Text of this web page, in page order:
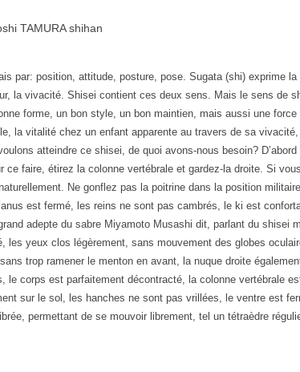
TAMURA shihan
par: position, attitude, posture, pose. Sugata (shi) exprime
la vivacité. Shisei contient ces deux sens. Mais le sens de
forme, un bon style, un bon maintien, mais aussi une
la vitalité chez un enfant apparente au travers de sa
atteindre ce shisei, de quoi avons-nous besoin?
ce faire, étirez la colonne vertébrale et gardez-la droite. Si
Ne gonflez pas la poitrine dans la position
est fermé, les reins ne sont pas cambrés, le ki est
adepte du sabre Miyamoto Musashi dit, parlant du shisei
les yeux clos légèrement, sans mouvement des globes
trop ramener le menton en avant, la nuque droite
le corps est parfaitement décontracté, la colonne vertébrale
sur le sol, les hanches ne sont pas vrillées, le ventre est
permettant de se mouvoir librement, tel un tétraèdre